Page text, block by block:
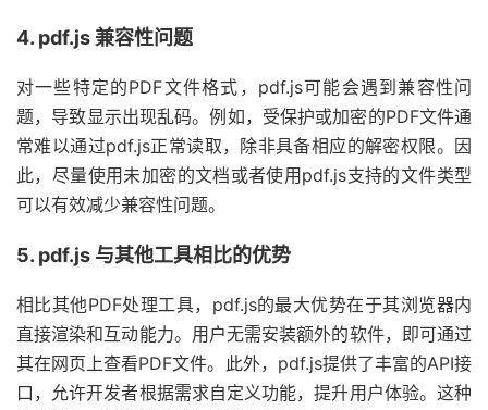
4. pdf.js 兼容性问题
对一些特定的PDF文件格式，pdf.js可能会遇到兼容性问
题，导致显示出现乱码。例如，受保护或加密的PDF文件通
常难以通过pdf.js正常读取，除非具备相应的解密权限。因
此，尽量使用未加密的文档或者使用pdf.js支持的文件类型
可以有效减少兼容性问题。
5. pdf.js 与其他工具相比的优势
相比其他PDF处理工具，pdf.js的最大优势在于其浏览器内
直接渲染和互动能力。用户无需安装额外的软件，即可通过
其在网页上查看PDF文件。此外，pdf.js提供了丰富的API接
口，允许开发者根据需求自定义功能，提升用户体验。这种